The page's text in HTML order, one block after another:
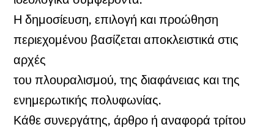
Η δημοσίευση, επιλογή και προώθηση
περιεχομένου βασίζεται αποκλειστικά στις
αρχές
του πλουραλισμού, της διαφάνειας και της
ενημερωτικής πολυφωνίας.
Κάθε συνεργάτης, άρθρο ή αναφορά τρίτου